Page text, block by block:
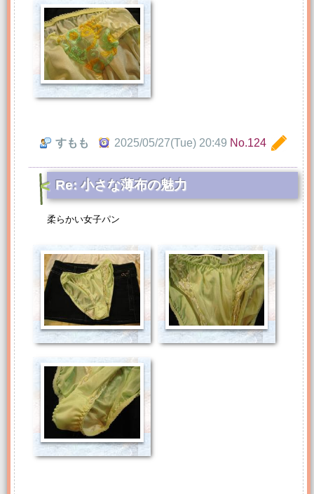
すもも 2025/05/27(Tue) 20:49 No.124
Re: 小さな薄布の魅力
柔らかい女子パン